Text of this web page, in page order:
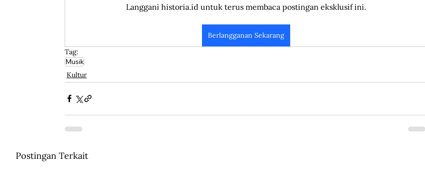
Langgani historia.id untuk terus membaca postingan eksklusif ini.
Berlangganan Sekarang
Tag:
Musik
Kultur
Postingan Terkait